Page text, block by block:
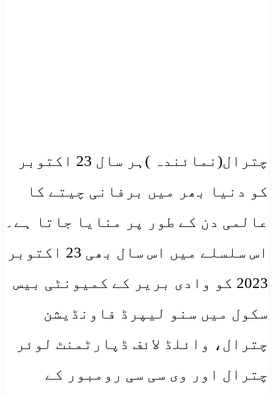
چترال(نمائندہ )ہر سال 23 اکتوبر
کو دنیا بھر میں برفانی چیتے کا
عالمی دن کے طور پر منایا جاتا ہے۔
اس سلسلے میں اس سال بھی 23 اکتوبر
2023 کو وادی بریر کے کمیونٹی بیس
سکول میں سنو لیپرڈ فاونڈیشن
چترال، وائلڈ لائف ڈپارٹمنٹ لوئر
چترال اور وی سی سی رومبور کے